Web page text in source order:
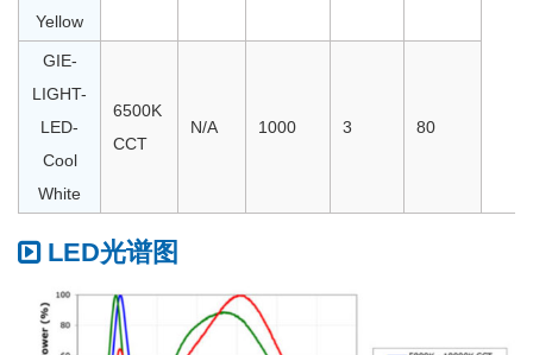
Yellow
GIE-
LIGHT-
LED-
Cool
White
6500K
CCT
N/A 1000 3 80
LED光谱图